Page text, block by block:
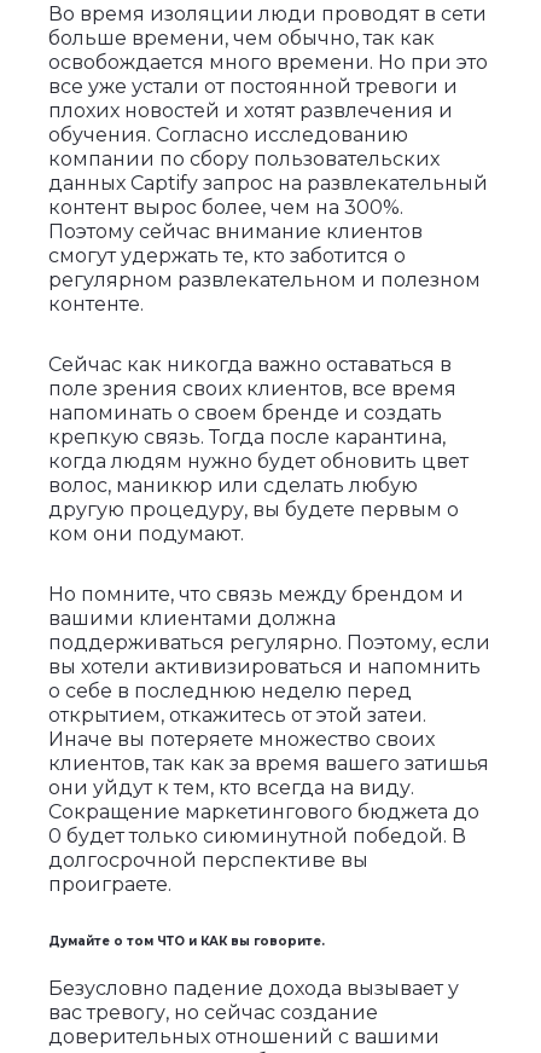
Во время изоляции люди проводят в сети
больше времени, чем обычно, так как
освобождается много времени. Но при это
все уже устали от постоянной тревоги и
плохих новостей и хотят развлечения и
обучения. Согласно исследованию
компании по сбору пользовательских
данных Captify запрос на развлекательный
контент вырос более, чем на 300%.
Поэтому сейчас внимание клиентов
смогут удержать те, кто заботится о
регулярном развлекательном и полезном
контенте.
Сейчас как никогда важно оставаться в
поле зрения своих клиентов, все время
напоминать о своем бренде и создать
крепкую связь. Тогда после карантина,
когда людям нужно будет обновить цвет
волос, маникюр или сделать любую
другую процедуру, вы будете первым о
ком они подумают.
Но помните, что связь между брендом и
вашими клиентами должна
поддерживаться регулярно. Поэтому, если
вы хотели активизироваться и напомнить
о себе в последнюю неделю перед
открытием, откажитесь от этой затеи.
Иначе вы потеряете множество своих
клиентов, так как за время вашего затишья
они уйдут к тем, кто всегда на виду.
Сокращение маркетингового бюджета до
0 будет только сиюминутной победой. В
долгосрочной перспективе вы
проиграете.
Думайте о том ЧТО и КАК вы говорите.
Безусловно падение дохода вызывает у
вас тревогу, но сейчас создание
доверительных отношений с вашими